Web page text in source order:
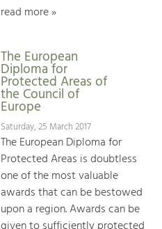
read more »
The European
Diploma for
Protected Areas of
the Council of
Europe
Saturday, 25 March 2017
The European Diploma for
Protected Areas is doubtless
one of the most valuable
awards that can be bestowed
upon a region. Awards can be